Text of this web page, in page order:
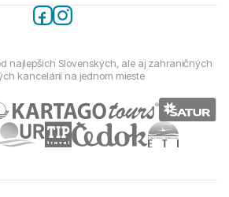
najlepších Slovenských, ale aj zahraničných
kancelárií na jednom mieste